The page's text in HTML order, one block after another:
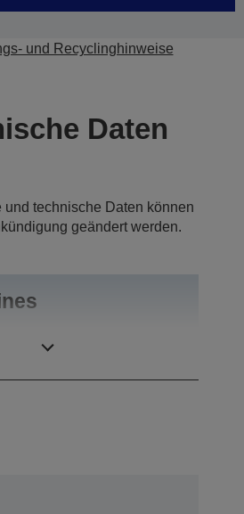
und Recyclinghinweise
Daten
und technische Daten können
geändert werden.